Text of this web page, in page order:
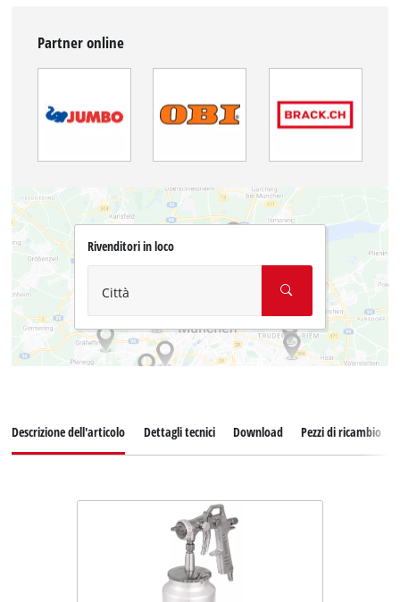
Partner online
Rivenditori in loco
Città
Descrizione dell'articolo Dettagli tecnici Download Pezzi di ricambio